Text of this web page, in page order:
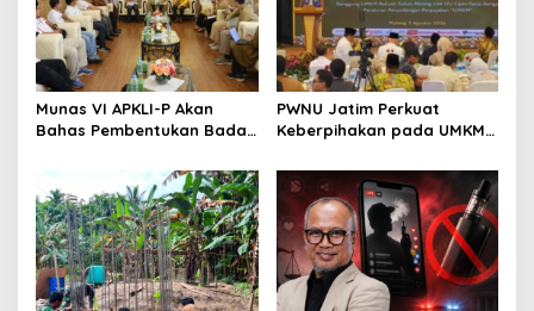
Munas VI APKLI-P Akan
Bahas Pembentukan Badan
Dinilai Penting Hadapi
Bonus Demografi
PWNU Jatim Perkuat
Keberpihakan pada UMKM